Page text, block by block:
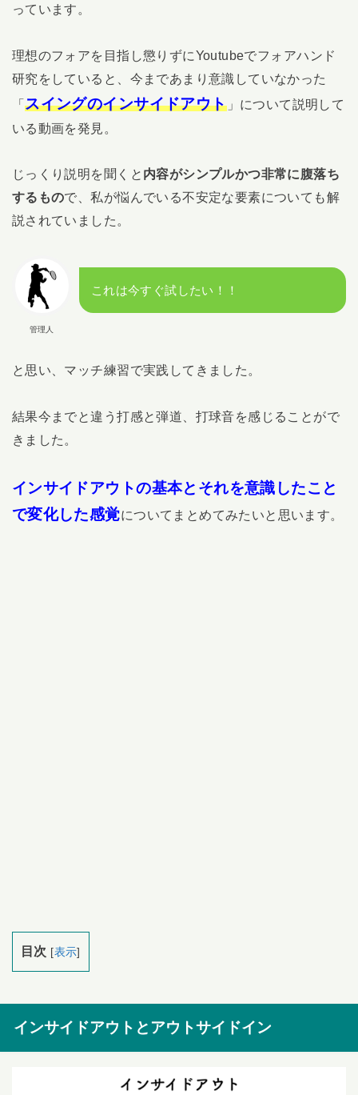
っています。
理想のフォアを目指し懲りずにYoutubeでフォアハンド
研究をしていると、今まであまり意識していなかった
「スイングのインサイドアウト」について説明して
いる動画を発見。
じっくり説明を聞くと 内容がシンプルかつ非常に腹落ち
するもので、私が悩んでいる不安定な要素についても解
説されていました。
管理人
これは今すぐ試したい！！
と思い、マッチ練習で実践してきました。
結果今までと違う打感と弾道、打球音を感じることがで
きました。
インサイドアウトの基本とそれを意識したこと
で変化した感覚についてまとめてみたいと思います。
目次 [表示]
インサイドアウトとアウトサイドイン